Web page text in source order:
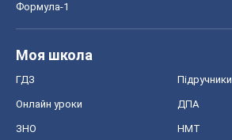
Формула-1
Моя школа
ГДЗ Підручники
Онлайн уроки ДПА
ЗНО НМТ